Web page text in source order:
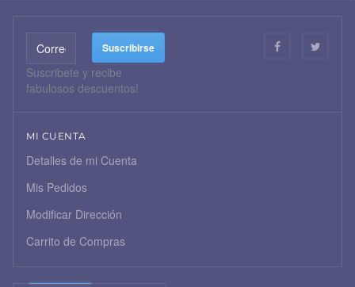
Suscribete y recibe
fabulosos descuentos!
MI CUENTA
Detalles de mi Cuenta
Mis Pedidos
Modificar Dirección
Carrito de Compras